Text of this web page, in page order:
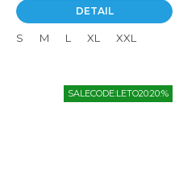
DETAIL
S M L XL XXL
SALECODE:LETO20:20:%